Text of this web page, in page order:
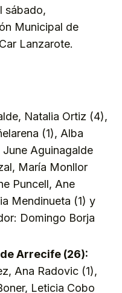
sábado,
Municipal de
Lanzarote.
Natalia Ortiz (4),
(1), Alba
Aguinagalde
María Monllor
Puncell, Ane
Mendinueta (1) y
Domingo Borja
Arrecife (26):
Ana Radovic (1),
Leticia Cobo